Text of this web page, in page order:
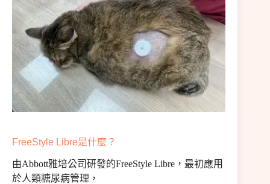
FreeStyle Libre是什麼？
由Abbott雅培公司研發的FreeStyle Libre，最初應用
於人類糖尿病管理，